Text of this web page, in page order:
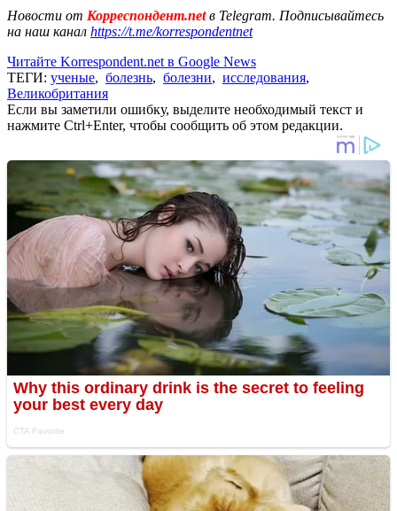
Новости от Корреспондент.netв Telegram. Подписывайтесь
на наш канал https://t.me/korrespondentnet
Читайте Korrespondent.net в Google News
ТЕГИ: ученые, болезнь, болезни, исследования,
Великобритания
Если вы заметили ошибку, выделите необходимый текст и
нажмите Ctrl+Enter, чтобы сообщить об этом редакции.